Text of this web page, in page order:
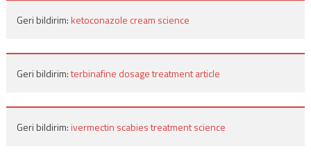
Geri bildirim: ketoconazole cream science
Geri bildirim:terbinafine dosage treatment article
Geri bildirim: ivermectin scabies treatment science